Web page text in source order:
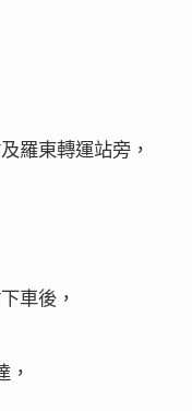
羅東轉運站旁，
車後，
，